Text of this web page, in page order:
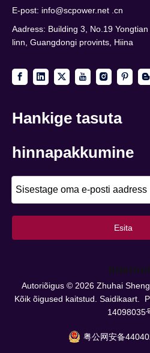
E-post: info@scpower.net .cn
Aadress: Building 3, No.19
linn, Guangdongi provints, Hiina
Hankige tasuta
hinnapakkumine
Esita
Autoriõigus © 2026Zhuhai
Kõik õigused kaitstud. Saidikaart.
14098035
粤公网安备